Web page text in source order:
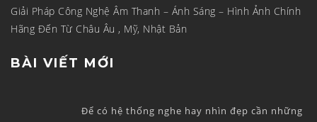
Giải Pháp Công Nghệ Âm Thanh – Ánh Sáng – Hình Ảnh Chính
Hãng Đến Từ Châu Âu , Mỹ, Nhật Bản
BÀI VIẾT MỚI
Để có hệ thống nghe hay nhìn đẹp cần những